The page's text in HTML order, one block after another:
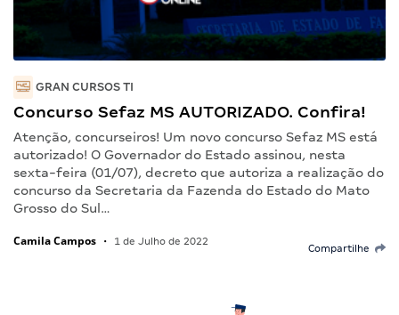
GRAN CURSOS TI
Concurso Sefaz MS AUTORIZADO. Confira!
Atenção, concurseiros! Um novo concurso Sefaz MS está
autorizado! O Governador do Estado assinou, nesta
sexta-feira (01/07), decreto que autoriza a realização do
concurso da Secretaria da Fazenda do Estado do Mato
Grosso do Sul…
Camila Campos • 1 de Julho de 2022
Compartilhe